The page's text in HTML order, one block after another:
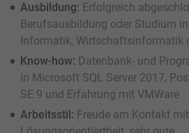
Ausbildung: Erfolgreich
Berufsausbildung oder Studium
Informatik, Wirtschaftsinformatik
Know-how: Datenbank- und
in Microsoft SQL Server 2017,
SE 9 und Erfahrung mit VMWare
Arbeitsstil: Freude am Kontakt